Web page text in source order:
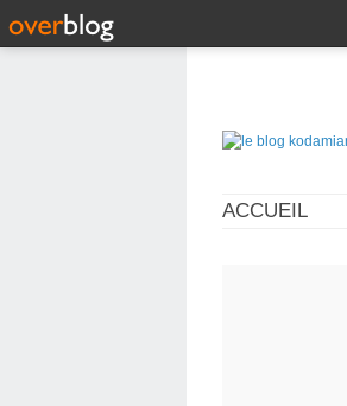
ACCUEIL